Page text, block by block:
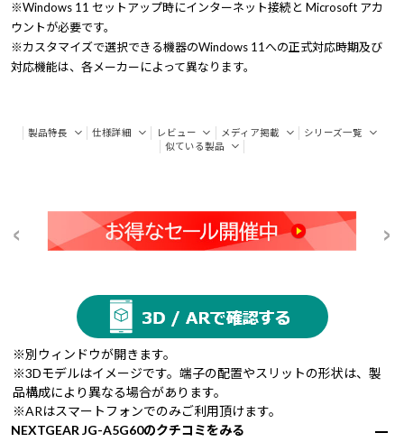
※Windows 11 セットアップ時にインターネット接続と Microsoft アカ
ウントが必要です。
※カスタマイズで選択できる機器のWindows 11への正式対応時期及び
対応機能は、各メーカーによって異なります。
製品特長 仕様詳細 レビュー メディア掲載
シリーズ一覧
似ている製品
※別ウィンドウが開きます。
※3Dモデルはイメージです。端子の配置やスリットの形状は、製
品構成により異なる場合があります。
※ARはスマートフォンでのみご利用頂けます。
NEXTGEAR JG-A5G60のクチコミをみる